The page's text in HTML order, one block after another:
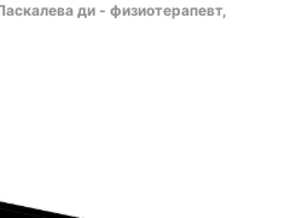
ди - физиотерапевт,